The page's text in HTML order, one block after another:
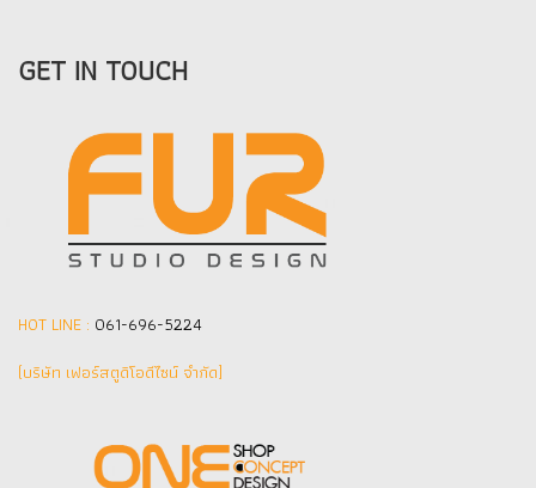
GET IN TOUCH
HOT LINE : 061-696-5224
(บริษัท เฟอร์สตูดิโอดีไซน์ จำกัด]